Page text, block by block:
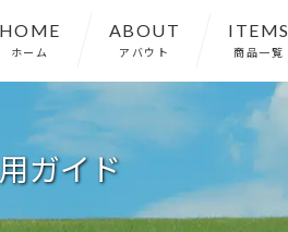
HOME
ホーム
ABOUT
アバウト
ITEMS
商品一覧
ガイド